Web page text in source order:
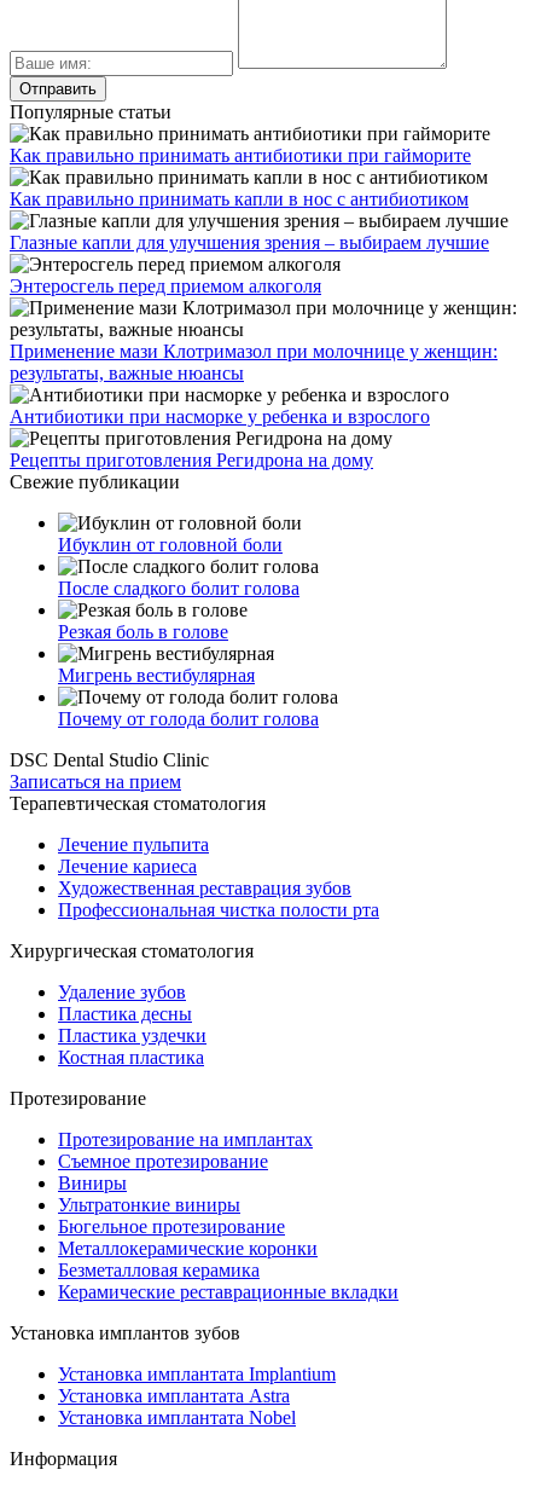
Популярные статьи
Как правильно принимать антибиотики при гайморите
Как правильно принимать капли в нос с антибиотиком
Глазные капли для улучшения зрения – выбираем лучшие
Энтеросгель перед приемом алкоголя
Применение мази Клотримазол при молочнице у женщин:
результаты, важные нюансы
Антибиотики при насморке у ребенка и взрослого
Рецепты приготовления Регидрона на дому
Свежие публикации
Ибуклин от головной боли
После сладкого болит голова
Резкая боль в голове
Мигрень вестибулярная
Почему от голода болит голова
DSC Dental Studio Clinic
Записаться на прием
Терапевтическая стоматология
Лечение пульпита
Лечение кариеса
Художественная реставрация зубов
Профессиональная чистка полости рта
Хирургическая стоматология
Удаление зубов
Пластика десны
Пластика уздечки
Костная пластика
Протезирование
Протезирование на имплантах
Съемное протезирование
Виниры
Ультратонкие виниры
Бюгельное протезирование
Металлокерамические коронки
Безметалловая керамика
Керамические реставрационные вкладки
Установка имплантов зубов
Установка имплантата Implantium
Установка имплантата Astra
Установка имплантата Nobel
Информация